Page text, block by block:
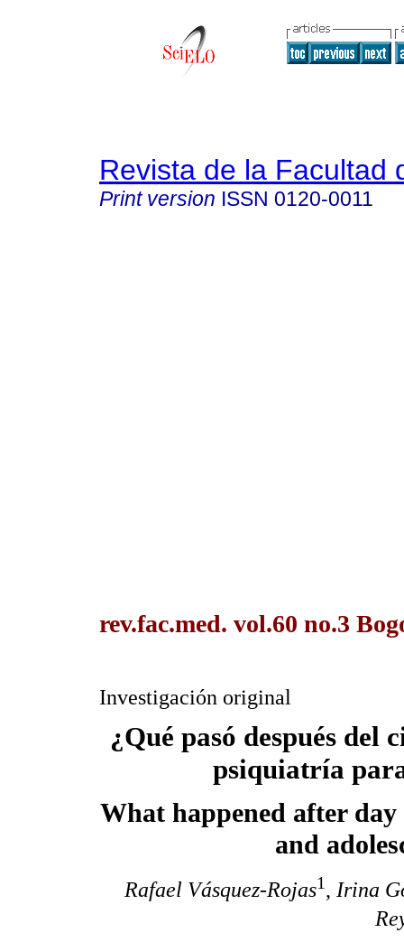
Revista de la Facultad
Print version ISSN 0120-0011
rev.fac.med. vol.60 no.3
Investigación original
¿Qué pasó después del
psiquiatría
What happened after
and
Rafael Vásquez-Rojas1, Irina